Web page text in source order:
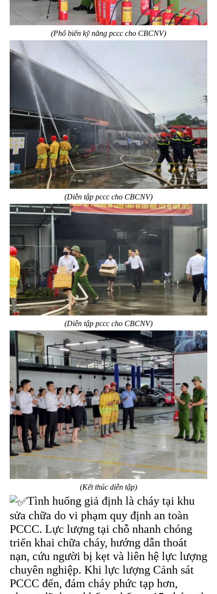
(Phổ biến kỹ năng pccc cho CBCNV)
(Diễn tập pccc cho CBCNV)
(Diễn tập pccc cho CBCNV)
(Kết thúc diễn tập)
Tình huống giả định là cháy tại khu
sửa chữa do vi phạm quy định an toàn
PCCC. Lực lượng tại chỗ nhanh chóng
triển khai chữa cháy, hướng dẫn thoát
nạn, cứu người bị kẹt và liên hệ lực lượng
chuyên nghiệp. Khi lực lượng Cảnh sát
PCCC đến, đám cháy phức tạp hơn,